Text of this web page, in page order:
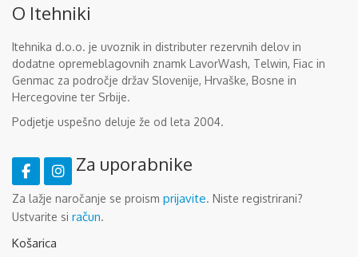
O Itehniki
Itehnika d.o.o. je uvoznik in distributer rezervnih delov in
dodatne opremeblagovnih znamk LavorWash, Telwin, Fiac in
Genmac za področje držav Slovenije, Hrvaške, Bosne in
Hercegovine ter Srbije.
Podjetje uspešno deluje že od leta 2004.
Za uporabnike
Za lažje naročanje se proism prijavite. Niste registrirani?
Ustvarite si račun.
Košarica